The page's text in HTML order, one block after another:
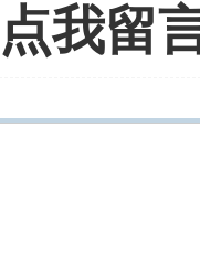
点我留